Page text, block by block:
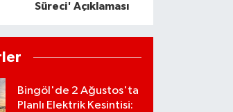
Süreci' Açıklaması
Bingöl'de 2 Ağustos'ta
Planlı Elektrik Kesintisi: